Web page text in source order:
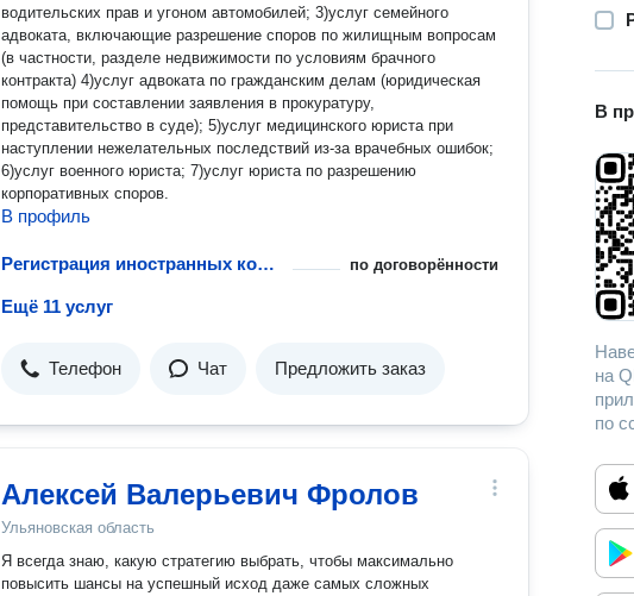
водительских прав и угоном автомобилей; 3)услуг семейного
адвоката, включающие разрешение споров по жилищным вопросам
(в частности, разделе недвижимости по условиям брачного
контракта) 4)услуг адвоката по гражданским делам (юридическая
помощь при составлении заявления в прокуратуру,
представительство в суде); 5)услуг медицинского юриста при
наступлении нежелательных последствий из-за врачебных ошибок;
6)услуг военного юриста; 7)услуг юриста по разрешению
корпоративных споров.
В профиль
Регистрация иностранных компаний по договорённости
Ещё 11 услуг
Телефон Чат Предложить заказ
Алексей Валерьевич Фролов
Ульяновская область
Я всегда знаю, какую стратегию выбрать, чтобы максимально
повысить шансы на успешный исход даже самых сложных
В
на
по